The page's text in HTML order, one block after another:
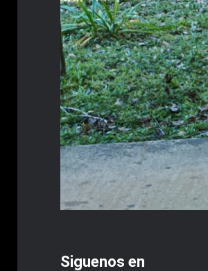
Siguenos en